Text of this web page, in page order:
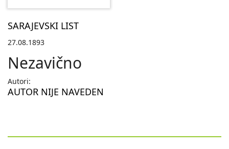
SARAJEVSKI LIST
27.08.1893
Nezavično
Autori:
AUTOR NIJE NAVEDEN